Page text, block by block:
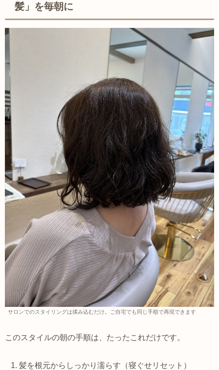
髪」を毎朝に
サロンでのスタイリングは揉み込むだけ。ご自宅でも同じ手順で再現できます
このスタイルの朝の手順は、たったこれだけです。
髪を根元からしっかり濡らす（寝ぐせリセット）